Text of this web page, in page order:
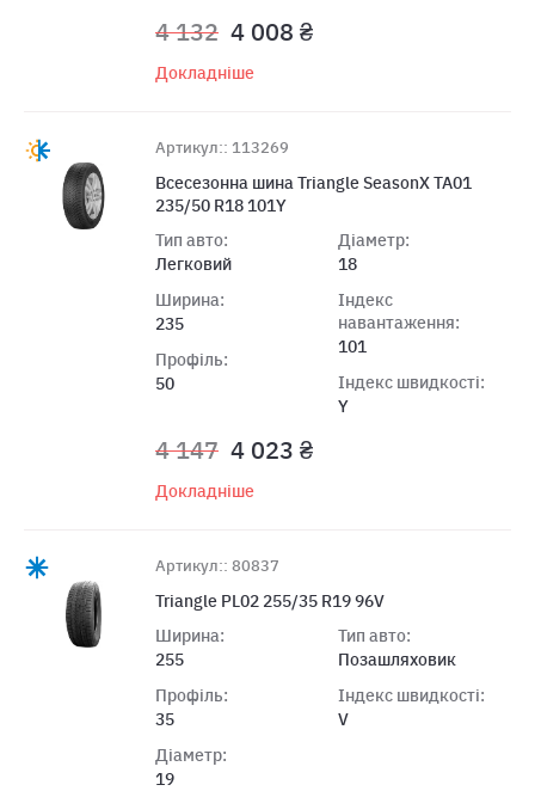
4 132 4 008 ₴
Докладніше
Артикул:: 113269
Всесезонна шина Triangle SeasonX TA01
235/50 R18 101Y
Тип авто:
Легковий
Ширина:
235
Профіль:
50
Діаметр:
18
Індекс
навантаження:
101
Індекс швидкості:
Y
4 147 4 023 ₴
Докладніше
Артикул:: 80837
Triangle PL02 255/35 R19 96V
Ширина:
255
Профіль:
35
Діаметр:
19
Тип авто:
Позашляховик
Індекс швидкості:
V